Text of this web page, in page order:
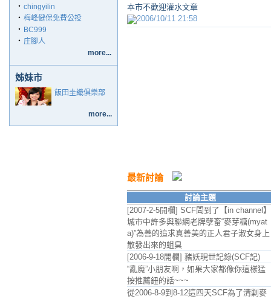
‧ chingyilin
‧ 梅峰健保免費公投
‧ BC999
‧ 庄腳人
more...
姊妹市
飯田圭織俱樂部
more...
本市不歡迎灌水文章
2006/10/11 21:58
最新討論
討論主題
[2007-2-5開欄] SCF聞到了【in channel】
城市中許多與聯網老牌孽畜“麥芽糖(myat
a)”為善的追求真善美的正人君子淑女身上
散發出來的蛆臭
[2006-9-18開欄] 豬妖現世記錄(SCF記)
“亂魔”小朋友啊，如果大家都像你這樣猛
按推薦鈕的話~~~
從2006-8-9到8-12這四天SCF為了清剿麥